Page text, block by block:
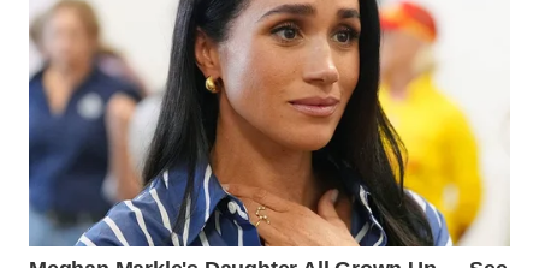
WN
PURWAKARTA
WN
PRIANGAN
TIMUR
WN
SEMARANG